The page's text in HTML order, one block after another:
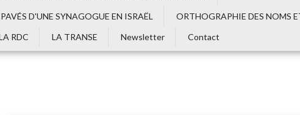
D'UNE SYNAGOGUE EN ISRAËL
ORTHOGRAPHIE DES NOMS
RDC
LA TRANSE Newsletter Contact